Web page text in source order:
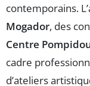
contemporains.
Mogador, des
Centre
cadre
d’ateliers